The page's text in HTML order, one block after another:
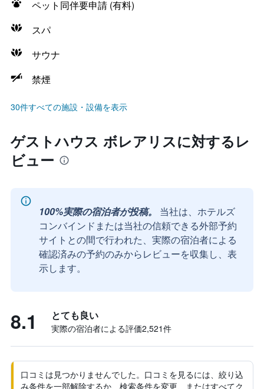
ペット同伴要申請 (有料)
スパ
サウナ
禁煙
30件すべての施設・設備を表示
ゲストハウス ボレアリスに対するレ
ビュー
100%実際の宿泊者が投稿。
当社は、ホテルズ
コンバインドまたは当社の信頼できる外部予約
サイトとの間で行われた、実際の宿泊者による
確認済みの予約のみからレビューを収集し、表
示します。
8.1 とても良い
実際の宿泊者による評価2,521​件
口コミは見つかりませんでした。口コミを見るには、絞り込
み条件を一部解除するか、検索条件を変更、またはすべてク